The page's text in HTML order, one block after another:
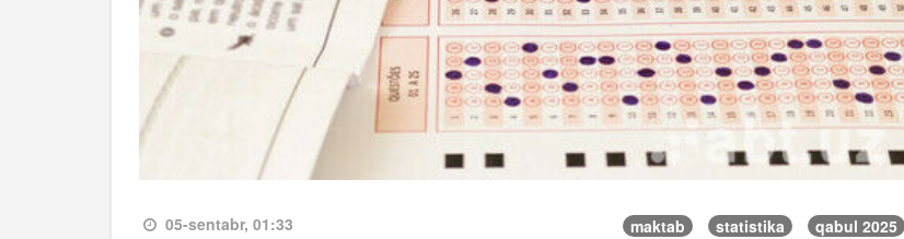
05-sentabr, 01:33 maktab statistika qabul 2025